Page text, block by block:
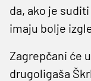
da, ako je
imaju bolje
Zagrepčani će
drugoligaša